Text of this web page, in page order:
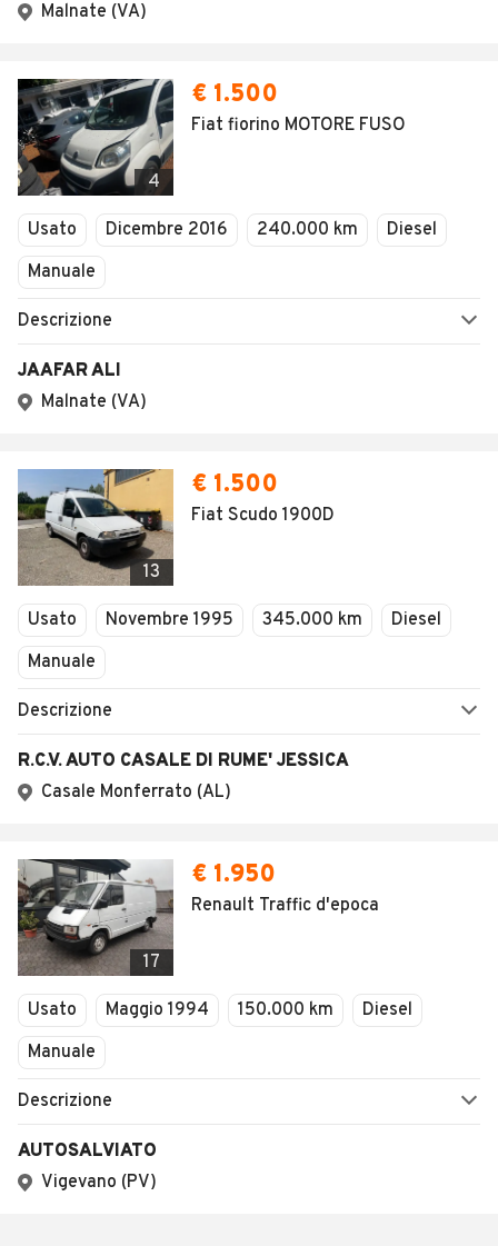
Malnate (VA)
4
€ 1.500
Fiat fiorino MOTORE FUSO
Usato Dicembre 2016 240.000 km
Diesel
Manuale
Descrizione
JAAFAR ALI
Malnate (VA)
13
€ 1.500
Fiat Scudo 1900D
Usato Novembre 1995 345.000 km
Diesel
Manuale
Descrizione
R.C.V. AUTO CASALE DI RUME' JESSICA
Casale Monferrato (AL)
17
€ 1.950
Renault Traffic d'epoca
Usato Maggio 1994 150.000 km
Diesel
Manuale
Descrizione
AUTOSALVIATO
Vigevano (PV)